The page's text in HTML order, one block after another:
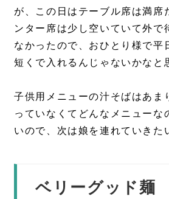
が、この日はテーブル席は満席
ンター席は少し空いていて外で
なかったので、おひとり様で平
短くで入れるんじゃないかなと
子供用メニューの汁そばはあま
っていなくてどんなメニューな
いので、次は娘を連れていきた
ベリーグッド麺